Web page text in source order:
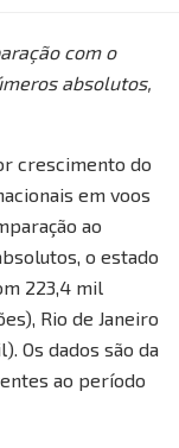
com o
absolutos,
crescimento do
em voos
ao
o estado
223,4 mil
Rio de Janeiro
Os dados são da
ao período